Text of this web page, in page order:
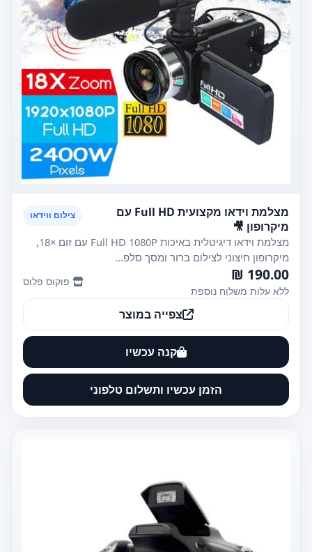
מצלמת וידאו מקצועית Full HD עם
מיקרופון 🎥
צילום ווידאו
מצלמת וידאו דיגיטלית באיכות Full HD 1080P עם זום ×18,
מיקרופון חיצוני לצילום ברור ומסך סלפ...
190.00 ₪
ללא עלות משלוח נוספת
פוקוס פלוס
צפייה במוצר
קנה עכשיו
הזמן עכשיו ותשלום טלפוני